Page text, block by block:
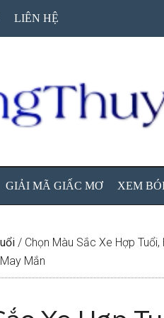
LIÊN HỆ
GIẢI MÃ GIẤC MƠ XEM
/ Chọn Màu Sắc Xe Hợp
Mắn